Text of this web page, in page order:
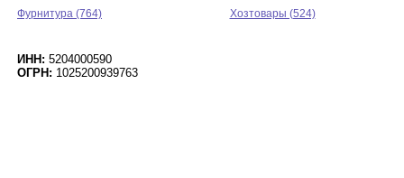
Фурнитура (764)
Хозтовары (524)
ИНН: 5204000590
ОГРН: 1025200939763